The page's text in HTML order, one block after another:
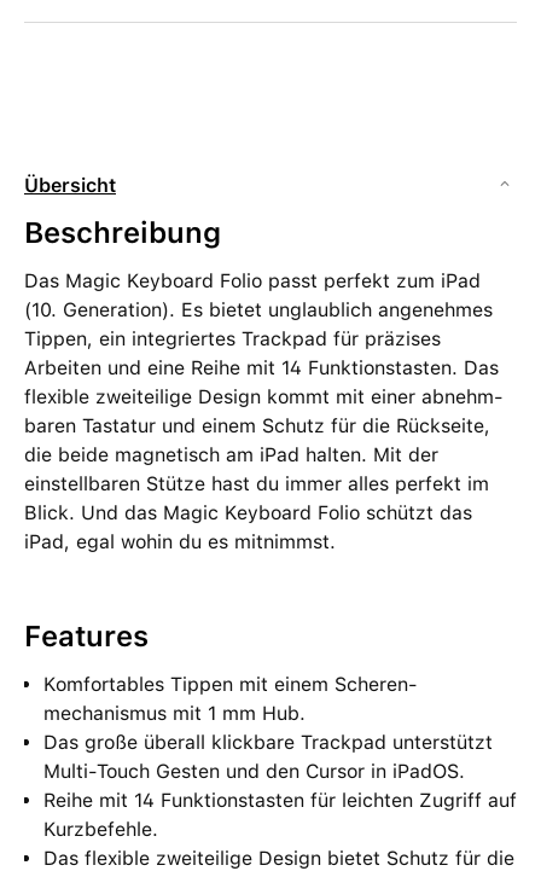
Übersicht
Beschreibung
Das Magic Keyboard Folio passt perfekt zum iPad
(10. Generation). Es bietet unglaublich angenehmes
Tippen, ein integriertes Trackpad für präzises
Arbeiten und eine Reihe mit 14 Funktionstasten. Das
flexible zweiteilige Design kommt mit einer abnehm­
baren Tastatur und einem Schutz für die Rückseite,
die beide magnetisch am iPad halten. Mit der
einstellbaren Stütze hast du immer alles perfekt im
Blick. Und das Magic Keyboard Folio schützt das
iPad, egal wohin du es mitnimmst.
Features
Komfortables Tippen mit einem Scheren­
mechanismus mit 1 mm Hub.
Das große überall klick­bare Trackpad unterstützt
Multi-Touch Gesten und den Cursor in iPadOS.
Reihe mit 14 Funktionstasten für leichten Zugriff auf
Kurzbefehle.
Das flexible zweiteilige Design bietet Schutz für die